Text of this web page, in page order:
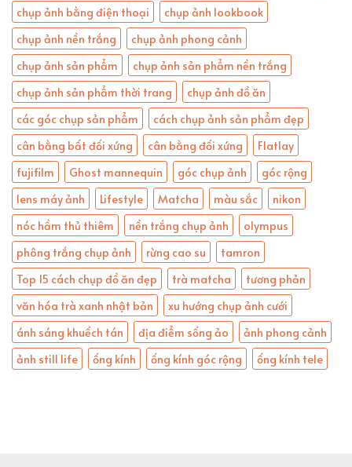
chụp ảnh bằng điện thoại
chụp ảnh lookbook
chụp ảnh nền trắng
chụp ảnh phong cảnh
chụp ảnh sản phẩm
chụp ảnh sản phẩm nền trắng
chụp ảnh sản phẩm thời trang
chụp ảnh đồ ăn
các góc chụp sản phẩm
cách chụp ảnh sản phẩm đẹp
cân bằng bất đối xứng
cân bằng đối xứng
Flatlay
fujifilm
Ghost mannequin góc chụp ảnh
góc rộng
lens máy ảnh
Lifestyle Matcha màu sắc
nikon
nóc hầm thủ thiêm
nền trắng chụp ảnh
olympus
phông trắng chụp ảnh
rừng cao su
tamron
Top 15 cách chụp đồ ăn đẹp
trà matcha
tương phản
văn hóa trà xanh nhật bản
xu hướng chụp ảnh cưới
ánh sáng khuếch tán
địa điểm sống ảo
ảnh phong cảnh
ảnh still life
ống kính ống kính góc rộng ống kính tele